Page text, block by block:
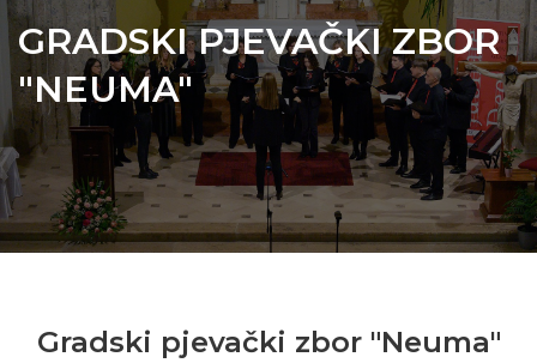
GRADSKI PJEVAČKI ZBOR
"NEUMA"
Gradski pjevački zbor "Neuma"